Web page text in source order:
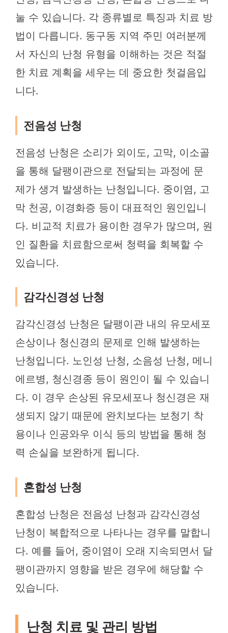
눌 수 있습니다. 각 종류별로 특징과 치료 방
법이 다릅니다. 동구동 지역 주민 여러분께
서 자신의 난청 유형을 이해하는 것은 적절
한 치료 계획을 세우는 데 중요한 첫걸음입
니다.
전음성 난청
전음성 난청은 소리가 외이도, 고막, 이소골
을 통해 달팽이관으로 전달되는 과정에 문
제가 생겨 발생하는 난청입니다. 중이염, 고
막 천공, 이경화증 등이 대표적인 원인입니
다. 비교적 치료가 용이한 경우가 많으며, 원
인 질환을 치료함으로써 청력을 회복할 수
있습니다.
감각신경성 난청
감각신경성 난청은 달팽이관 내의 유모세포
손상이나 청신경의 문제로 인해 발생하는
난청입니다. 노인성 난청, 소음성 난청, 메니
에르병, 청신경종 등이 원인이 될 수 있습니
다. 이 경우 손상된 유모세포나 청신경은 재
생되지 않기 때문에 완치보다는 보청기 착
용이나 인공와우 이식 등의 방법을 통해 청
력 손실을 보완하게 됩니다.
혼합성 난청
혼합성 난청은 전음성 난청과 감각신경성
난청이 복합적으로 나타나는 경우를 말합니
다. 예를 들어, 중이염이 오래 지속되면서 달
팽이관까지 영향을 받은 경우에 해당할 수
있습니다.
난청 치료 및 관리 방법